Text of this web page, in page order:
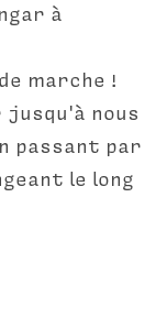
à
marche !
jusqu'à nous
passant par
le long